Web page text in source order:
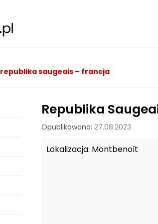
republika saugeais – francja
Republika
Opublikowano: 27.08.2023
Lokalizacja: Montbenoît